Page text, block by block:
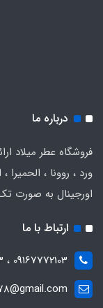
درباره ما
فروشگاه عطر میلاد
ورد ، روونا ،
اورجینال به صورت
ارتباط با ما
09167772103 ، 09166181003